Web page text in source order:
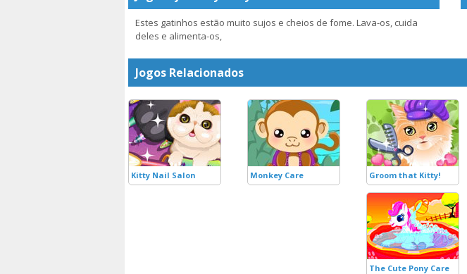
Estes gatinhos estão muito sujos e cheios de fome. Lava-os, cuida
deles e alimenta-os,
Jogos Relacionados
Kitty Nail Salon Monkey Care Groom that Kitty!
The Cute Pony Care